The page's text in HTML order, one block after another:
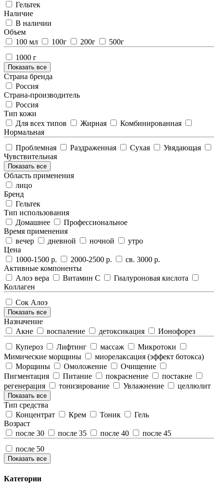
Гельтек
Наличие
В наличии
Объем
100 мл
100г 200г
500г
1000 г
Показать все
Страна бренда
Россия
Страна-производитель
Россия
Тип кожи
Для всех типов
Жирная
Комбинированная
Нормальная
Проблемная
Раздраженная Сухая
Увядающая
Чувствительная
Показать все
Область применения
лицо
Бренд
Гельтек
Тип использования
Домашнее
Профессиональное
Время применения
вечер
дневной ночной
утро
Цена
1000-1500 р.
2000-2500 р.
св. 3000 р.
Активные компоненты
Алоэ вера
Витамин С
Гиалуроновая кислота
Коллаген
Сок Алоэ
Показать все
Назначение
Акне
воспаление детоксикация
Ионофорез
Купероз
Лифтинг массаж
Микротоки
Мимические морщины
миорелаксация (эффект ботокса)
Морщины
Омоложение
Очищение
Пигментация
Питание покраснение
постакне
регенерация
тонизирование Увлажнение целлюлит
Показать все
Тип средства
Концентрат
Крем Тоник
Гель
Возраст
после 30
после 35 после 40
после 45
после 50
Показать все
Категории